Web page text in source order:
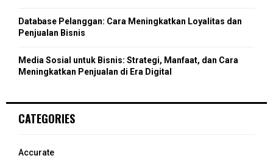
Database Pelanggan: Cara Meningkatkan Loyalitas dan
Penjualan Bisnis
Media Sosial untuk Bisnis: Strategi, Manfaat, dan Cara
Meningkatkan Penjualan di Era Digital
CATEGORIES
Accurate